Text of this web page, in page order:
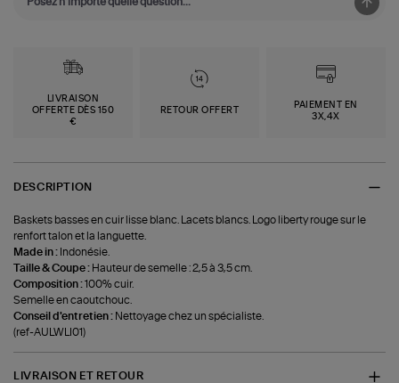
LIVRAISON
OFFERTE DÈS 150
€
RETOUR OFFERT
PAIEMENT EN
3X,4X
DESCRIPTION
Baskets basses en cuir lisse blanc. Lacets blancs. Logo liberty rouge sur le
renfort talon et la languette.
Made in : Indonésie.
Taille & Coupe : Hauteur de semelle : 2,5 à 3,5 cm.
Composition :100% cuir.
Semelle en caoutchouc.
Conseil d'entretien : Nettoyage chez un spécialiste.
(ref-AULWLI01)
LIVRAISON ET RETOUR